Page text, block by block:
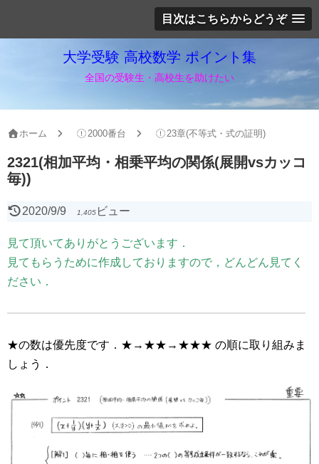
目次はこちらからどうぞ
大学受験 高校数学 ポイント集
全国の受験生・高校生を助けたい
ホーム 2000番台 23章(不等式・式の証明)
2321(相加平均・相乗平均の関係(展開vsカッコ
毎))
2020/9/9 1,405ビュー
見て頂いてありがとうございます．
見てもらうために作成しておりますので，どんどん見てく
ださい．
★の数は優先度です．★→★★→★★★ の順に取り組みま
しょう．